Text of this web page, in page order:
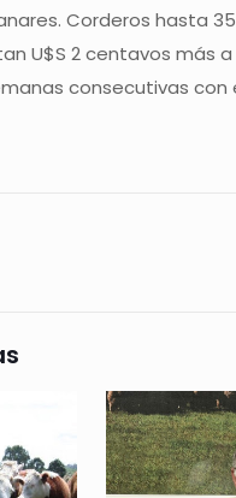
Corderos hasta
U$S 2 centavos más
consecutivas con